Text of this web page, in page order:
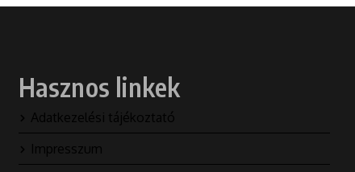
Hasznos linkek
Adatkezelési tájékoztató
Impresszum